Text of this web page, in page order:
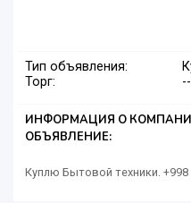
Тип объявления:
Торг:
--
ИНФОРМАЦИЯ О
ОБЪЯВЛЕНИЕ:
Куплю Бытовой техники. +998